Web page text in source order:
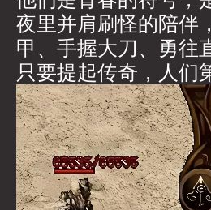
夜里并肩刷怪的陪伴
甲、手握大刀、勇往
只要提起传奇，人们